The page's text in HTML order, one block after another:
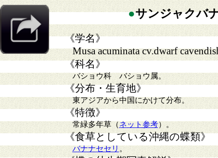
●サンジャクバ
《学名》
Musa acuminata cv.dwarf
《科名》
バショウ科 バショウ属。
《分布・生育地》
東アジアから中国にかけて分布。
《特徴》
常緑多年草（ネット参考）。
《食草としている沖縄の蝶類》
バナナセセリ 。